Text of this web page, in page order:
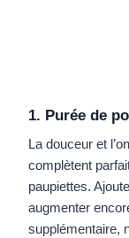
1. Purée de
La douceur et
complètent
paupiettes.
augmenter
supplémentaire,